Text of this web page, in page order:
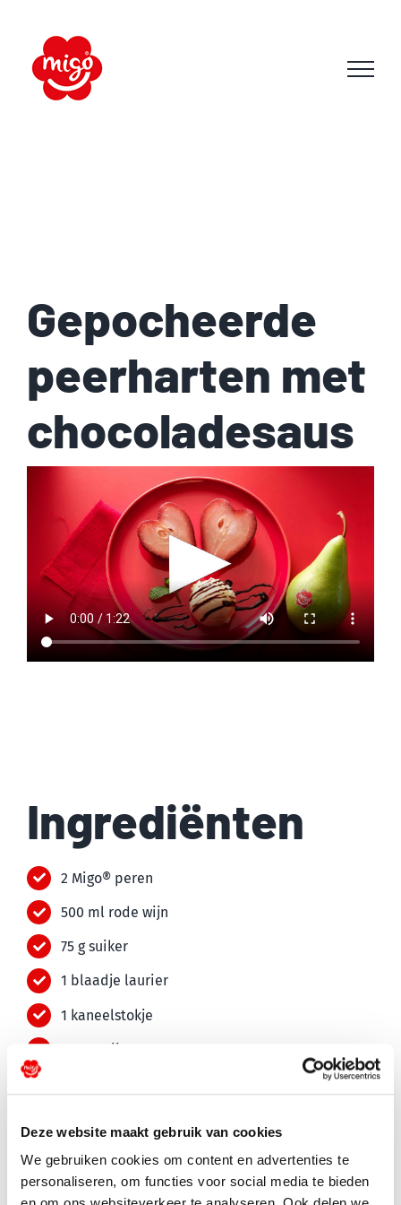
Deze website maakt gebruik van cookies
We gebruiken cookies om content en advertenties te
personaliseren, om functies voor social media te bieden
content
Gepocheerde
peerharten met
chocoladesaus
Ingrediënten
2 Migo® peren
500 ml rode wijn
75 g suiker
1 blaadje laurier
1 kaneelstokje
1 steranijs
20 g boter
2 bollen vanille-ijs